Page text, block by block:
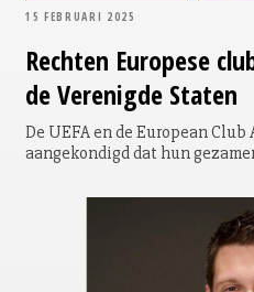
Rechten Europese
de Verenigde Staten
De UEFA en de European
aangekondigd dat hun
Sports uit New York. Dit gaat
commerciële rechten van de
voor de periode 2027-2033.
die afgelopen zomer werd
verschillende wereldwijde en
15 FEBRUARI 2025